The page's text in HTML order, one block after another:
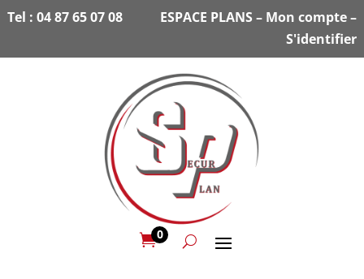
Tel : 04 87 65 07 08 ESPACE PLANS– Mon compte–
S'identifier
0